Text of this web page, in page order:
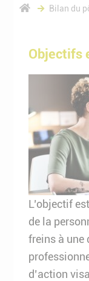
Bilan du
Objectifs
L’objectif
de la
freins à une
d’action